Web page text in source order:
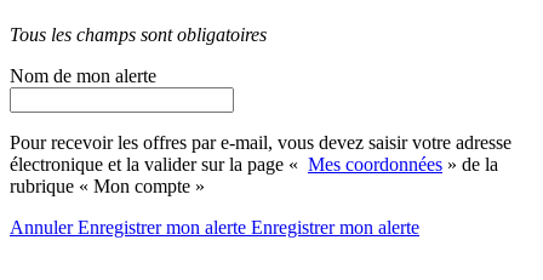
Tous les champs sont obligatoires
Nom de mon alerte
Pour recevoir les offres par e-mail, vous devez saisir votre adresse
électronique et la valider sur la page « Mes coordonnées » de la
rubrique « Mon compte »
AnnulerEnregistrer mon alerte Enregistrermon alerte